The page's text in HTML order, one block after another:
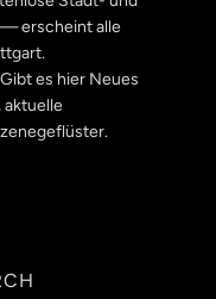
erscheint alle
es hier Neues
aktuelle